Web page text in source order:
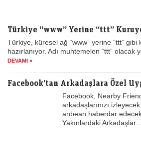
Türkiye “www” Yerine “ttt”
Türkiye, küresel ağ “www” yerine “ttt”
hazırlanıyor. Adı muhtemelen “ttt” olacak
DEVAMI »
Facebook’tan Arkadaşlara Özel
Facebook, Nearby
arkadaşlarınızı
anbean haberdar
Yakınlardaki Arkadaşlar...